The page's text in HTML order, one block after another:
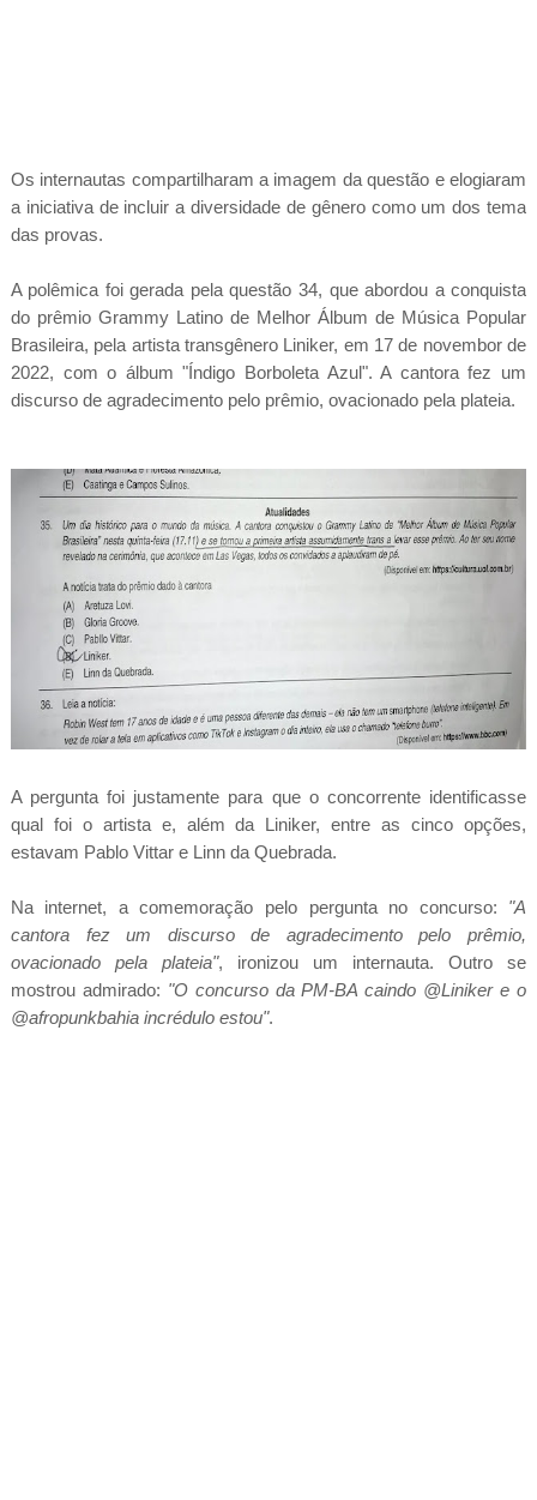
Os internautas compartilharam a imagem da questão e elogiaram
a iniciativa de incluir a diversidade de gênero como um dos tema
das provas.
A polêmica foi gerada pela questão 34, que abordou a conquista
do prêmio Grammy Latino de Melhor Álbum de Música Popular
Brasileira, pela artista transgênero Liniker, em 17 de novembor de
2022, com o álbum "Índigo Borboleta Azul". A cantora fez um
discurso de agradecimento pelo prêmio, ovacionado pela plateia.
A pergunta foi justamente para que o concorrente identificasse
qual foi o artista e, além da Liniker, entre as cinco opções,
estavam Pablo Vittar e Linn da Quebrada.
Na internet, a comemoração pelo pergunta no concurso: "A
cantora fez um discurso de agradecimento pelo prêmio,
ovacionado pela plateia", ironizou um internauta. Outro se
mostrou admirado: "O concurso da PM-BA caindo @Liniker e o
@afropunkbahia incrédulo estou".